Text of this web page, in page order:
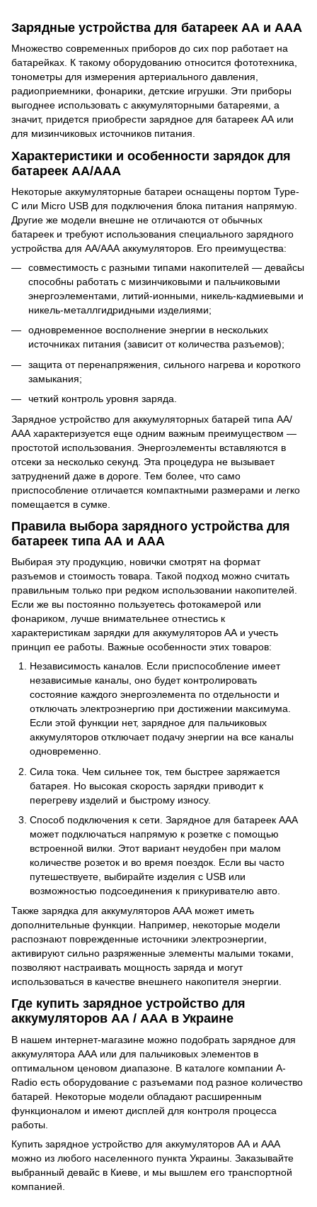
Зарядные устройства для батареек АА и ААА
Множество современных приборов до сих пор работает на
батарейках. К такому оборудованию относится фототехника,
тонометры для измерения артериального давления,
радиоприемники, фонарики, детские игрушки. Эти приборы
выгоднее использовать с аккумуляторными батареями, а
значит, придется приобрести зарядное для батареек АА или
для мизинчиковых источников питания.
Характеристики и особенности зарядок для
батареек АА/ААА
Некоторые аккумуляторные батареи оснащены портом Type-
C или Micro USB для подключения блока питания напрямую.
Другие же модели внешне не отличаются от обычных
батареек и требуют использования специального зарядного
устройства для АА/ААА аккумуляторов. Его преимущества:
совместимость с разными типами накопителей — девайсы
способны работать с мизинчиковыми и пальчиковыми
энергоэлементами, литий-ионными, никель-кадмиевыми и
никель-металлгидридными изделиями;
одновременное восполнение энергии в нескольких
источниках питания (зависит от количества разъемов);
защита от перенапряжения, сильного нагрева и короткого
замыкания;
четкий контроль уровня заряда.
Зарядное устройство для аккумуляторных батарей типа АА/
ААА характеризуется еще одним важным преимуществом —
простотой использования. Энергоэлементы вставляются в
отсеки за несколько секунд. Эта процедура не вызывает
затруднений даже в дороге. Тем более, что само
приспособление отличается компактными размерами и легко
помещается в сумке.
Правила выбора зарядного устройства для
батареек типа АА и ААА
Выбирая эту продукцию, новички смотрят на формат
разъемов и стоимость товара. Такой подход можно считать
правильным только при редком использовании накопителей.
Если же вы постоянно пользуетесь фотокамерой или
фонариком, лучше внимательнее отнестись к
характеристикам зарядки для аккумуляторов АА и учесть
принцип ее работы. Важные особенности этих товаров:
Независимость каналов. Если приспособление имеет
независимые каналы, оно будет контролировать
состояние каждого энергоэлемента по отдельности и
отключать электроэнергию при достижении максимума.
Если этой функции нет, зарядное для пальчиковых
аккумуляторов отключает подачу энергии на все каналы
одновременно.
Сила тока. Чем сильнее ток, тем быстрее заряжается
батарея. Но высокая скорость зарядки приводит к
перегреву изделий и быстрому износу.
Способ подключения к сети. Зарядное для батареек ААА
может подключаться напрямую к розетке с помощью
встроенной вилки. Этот вариант неудобен при малом
количестве розеток и во время поездок. Если вы часто
путешествуете, выбирайте изделия с USB или
возможностью подсоединения к прикуривателю авто.
Также зарядка для аккумуляторов ААА может иметь
дополнительные функции. Например, некоторые модели
распознают поврежденные источники электроэнергии,
активируют сильно разряженные элементы малыми токами,
позволяют настраивать мощность заряда и могут
использоваться в качестве внешнего накопителя энергии.
Где купить зарядное устройство для
аккумуляторов АА / ААА в Украине
В нашем интернет-магазине можно подобрать зарядное для
аккумулятора ААА или для пальчиковых элементов в
оптимальном ценовом диапазоне. В каталоге компании A-
Radio есть оборудование с разъемами под разное количество
батарей. Некоторые модели обладают расширенным
функционалом и имеют дисплей для контроля процесса
работы.
Купить зарядное устройство для аккумуляторов АА и ААА
можно из любого населенного пункта Украины. Заказывайте
выбранный девайс в Киеве, и мы вышлем его транспортной
компанией.